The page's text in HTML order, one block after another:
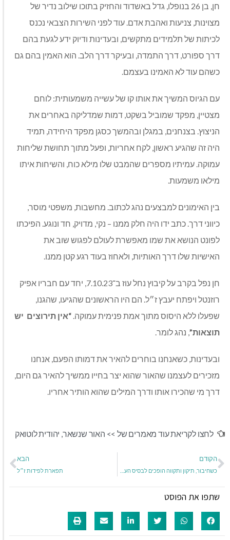
חן, בן 26 בנופלו, גדל באשדוד והחזיק בתוכו שילוב נדיר של
מצוינות, צניעות ואהבת אדם. עוד לפני השירות הצבאי נכנס
לכיתות של תלמידים מתקשים, ובעדינות ודיוק ידע לגעת בהם
דרך ספורט, דרך התמדה, ובעיקר דרך הלב. הוא האמין בהם גם
כשהם עוד לא האמינו בעצמם.
עם הגיוס המשיך את אותו קו של עשייה משמעותית: לוחם
מצטיין, מפקד שמוביל בשקט, דמות שמדליקה באחרים את
הניצוץ. בצנחנים, במגלן ובהמשך כסגן מפקד היחידה, תמיד
היה זה שהגיע ראשון, לקח אחריות, ופעל מתוך תחושת שליחות
עמוקה. עמיתיו מספרים שהמבט שלו מילא כוח, והשיחות איתו
מילאו משמעות.
בין האימונים למבצעים נהג לכתוב. מחשבות, משפטי מוסר,
כיווני דרך. כתב ידו היה חלק ממנו – נקי, מדויק, חד ונוגע. הפיכתו
לפונט הנושא את שמו מאפשרת לעולם לפגוש שוב את
האישיות שלו דרך האותיות, ולאחוז בעוד רגע קטן ממנו.
חן נפל בקרב על קיבוץ נחל עוז ב־7.10.23, יחד עם חבריו אפיק
רוזנטל ויפתח יעבץ ז״ל. הם היו הראשונים שהגיעו, שהגנו,
שפעלו ללא היסוס מתוך אמת פנימית עמוקה. “אין תירוצים יש
תוצאות”, נהג לומר.
ובעדינות, כשאנחנו בוחרים להאיר את דמותו הפעם, אנחנו
מזכירים לעצמנו שהאור שהוא יצר בחייו ממשיך להאיר גם היום,
דרך מי שהכירו אותו ודרך המילים שהוא הותיר אחריו.
לחצו לקריאת עוד מאמרים של >> האור שנשאר, יהודית לוטואק
הקודם הבא
תפארת לפידות ז״ל
שתפו את הפוסט